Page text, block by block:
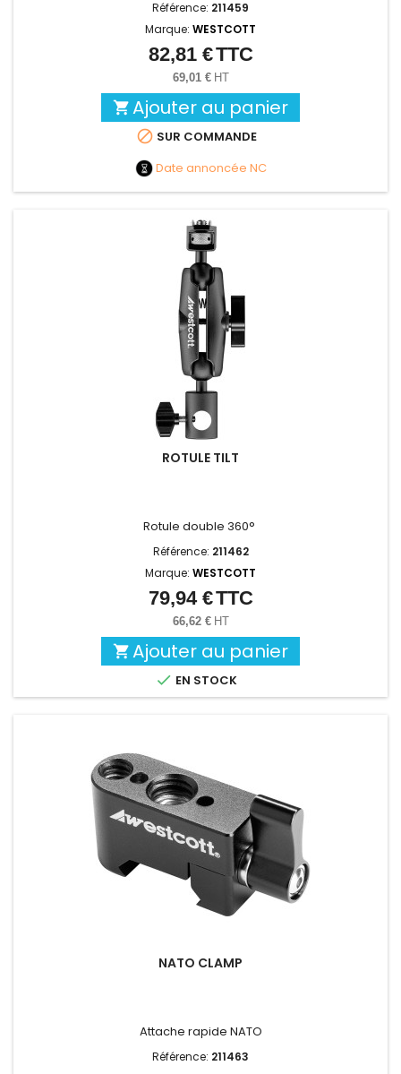
Référence: 211459
Marque: WESTCOTT
Prix
82,81 €TTC
69,01 € HT
 Ajouter au panier
 SUR COMMANDE
Date annoncée NC
ROTULE TILT
Rotule double 360°
Référence: 211462
Marque: WESTCOTT
Prix
79,94 €TTC
66,62 € HT
 Ajouter au panier
 EN STOCK
NATO CLAMP
Attache rapide NATO
Référence: 211463